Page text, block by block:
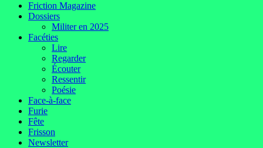
Friction Magazine
Dossiers
Militer en 2025
Facéties
Lire
Regarder
Écouter
Ressentir
Poésie
Face-à-face
Furie
Fête
Frisson
Newsletter